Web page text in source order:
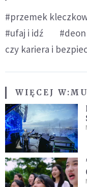
#przemek
#ufaj i idź
czy kariera i
WIĘCEJ W: